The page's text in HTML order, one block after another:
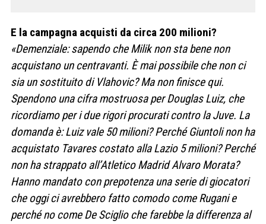
E la campagna acquisti da circa 200 milioni?
«Demenziale: sapendo che Milik non sta bene non
acquistano un centravanti. È mai possibile che non ci
sia un sostituito di Vlahovic? Ma non finisce qui.
Spendono una cifra mostruosa per Douglas Luiz, che
ricordiamo per i due rigori procurati contro la Juve. La
domanda è: Luiz vale 50 milioni? Perché Giuntoli non ha
acquistato Tavares costato alla Lazio 5 milioni? Perché
non ha strappato all’Atletico Madrid Alvaro Morata?
Hanno mandato con prepotenza una serie di giocatori
che oggi ci avrebbero fatto comodo come Rugani e
perché no come De Sciglio che farebbe la differenza al